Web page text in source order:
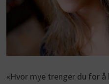
«Hvor mye trenger du for